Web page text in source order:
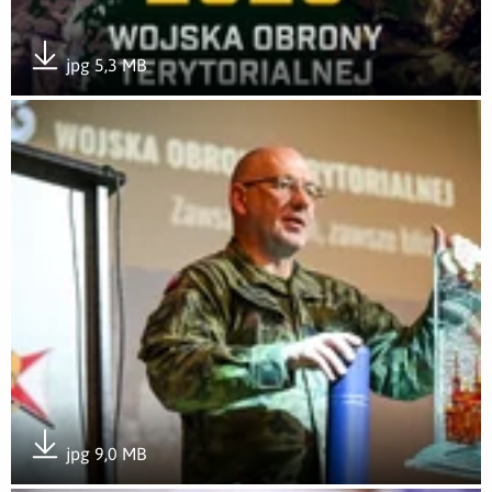
jpg 5,3 MB
Pobierz załącznik
Otwórz załącznik Nowy rok szkoleniowy w WOT
jpg 9,0 MB